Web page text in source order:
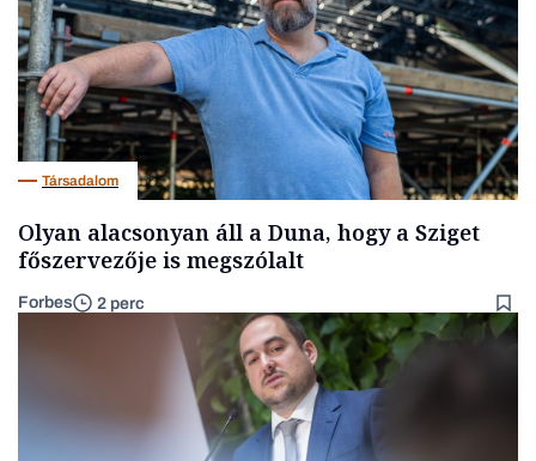
Társadalom
Olyan alacsonyan áll a Duna, hogy a Sziget
főszervezője is megszólalt
Forbes 2 perc